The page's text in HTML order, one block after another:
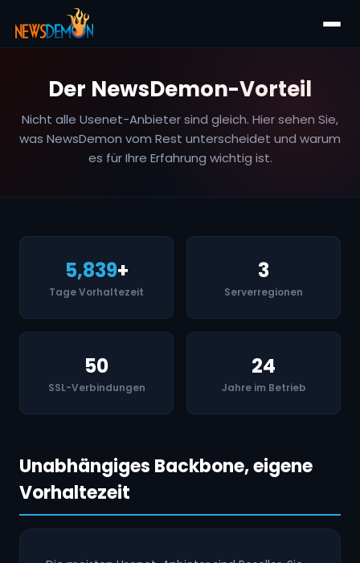
Der NewsDemon-Vorteil
Nicht alle Usenet-Anbieter sind gleich. Hier sehen Sie,
was NewsDemon vom Rest unterscheidet und warum
es für Ihre Erfahrung wichtig ist.
5,839+
Tage Vorhaltezeit
3
Serverregionen
50
SSL-Verbindungen
24
Jahre im Betrieb
Unabhängiges Backbone, eigene
Vorhaltezeit